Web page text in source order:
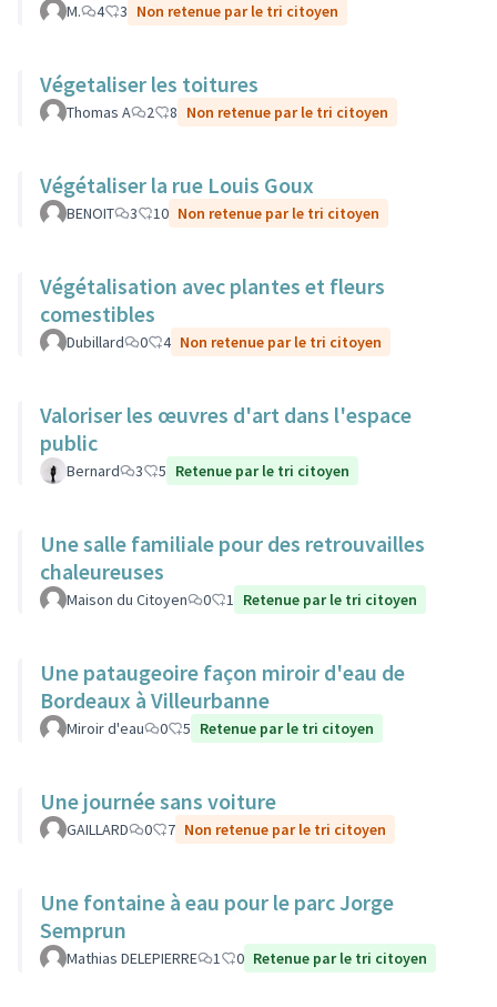
M. 4 3 Non retenue par le tri citoyen
Végetaliser les toitures
Thomas A 2 8 Non retenue par le tri citoyen
Végétaliser la rue Louis Goux
BENOIT 3 10 Non retenue par le tri citoyen
Végétalisation avec plantes et fleurs
comestibles
Dubillard 0 4 Non retenue par le tri citoyen
Valoriser les œuvres d'art dans l'espace
public
Bernard 3 5 Retenue par le tri citoyen
Une salle familiale pour des retrouvailles
chaleureuses
Maison du Citoyen 0 1 Retenue par le tri citoyen
Une pataugeoire façon miroir d'eau de
Bordeaux à Villeurbanne
Miroir d'eau 0 5 Retenue par le tri citoyen
Une journée sans voiture
GAILLARD 0 7 Non retenue par le tri citoyen
Une fontaine à eau pour le parc Jorge
Semprun
Mathias DELEPIERRE 1 0 Retenue par le tri citoyen